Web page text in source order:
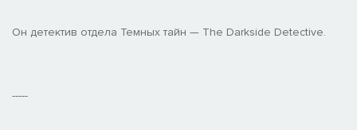
Он детектив отдела Темных тайн — The Darkside Detective.
-----